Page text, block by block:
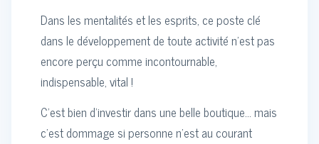
Dans les mentalités et les esprits, ce poste clé
dans le développement de toute activité n’est pas
encore perçu comme incontournable,
indispensable, vital !
C’est bien d’investir dans une belle boutique… mais
c’est dommage si personne n’est au courant